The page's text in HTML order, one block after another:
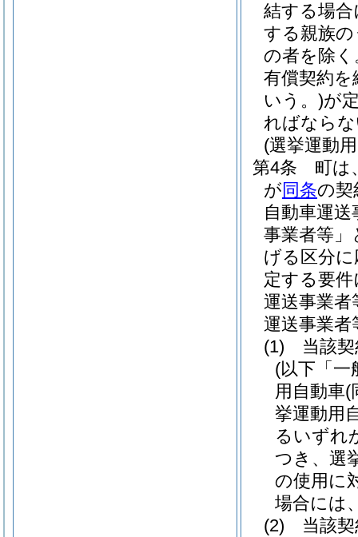
結する場
する親族
の者を除く
有償契約を
いう。)が
ればなら
(選挙運動
第4条
町は
が同条の契
自動車運
事業者等」
げる区分
定する要
運送事業者
運送事業者
(1)
当該
(以下「一
用自動車(
挙運動用
るいずれ
つき、選
の使用に
場合には
(2)
当該